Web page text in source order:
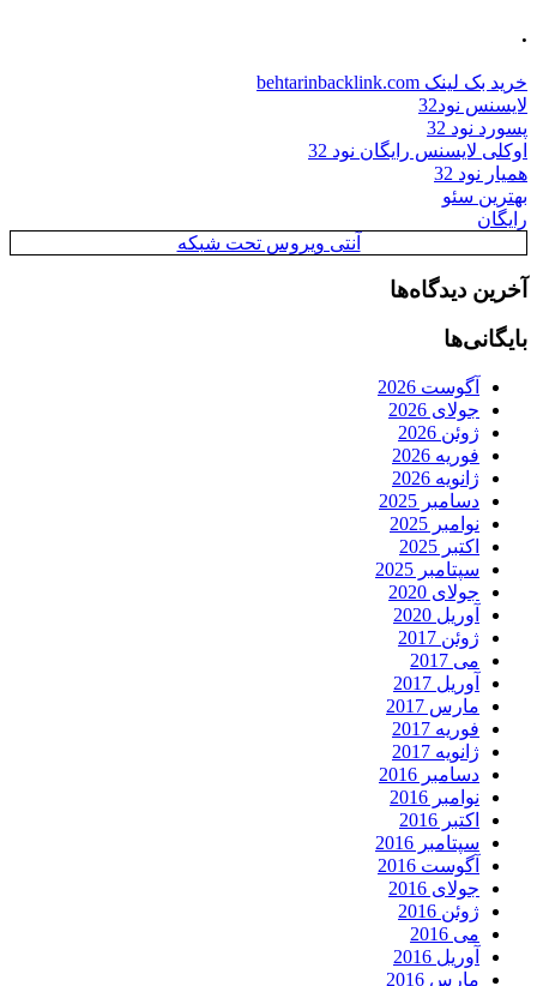
.
خرید بک لینک behtarinbacklink.com
لایسنس نود32
پسورد نود 32
اوکلی لایسنس رایگان نود 32
همیار نود 32
بهترین سئو
رایگان
آنتی ویروس تحت شبکه
آخرین دیدگاه‌ها
بایگانی‌ها
آگوست 2026
جولای 2026
ژوئن 2026
فوریه 2026
ژانویه 2026
دسامبر 2025
نوامبر 2025
اکتبر 2025
سپتامبر 2025
جولای 2020
آوریل 2020
ژوئن 2017
می 2017
آوریل 2017
مارس 2017
فوریه 2017
ژانویه 2017
دسامبر 2016
نوامبر 2016
اکتبر 2016
سپتامبر 2016
آگوست 2016
جولای 2016
ژوئن 2016
می 2016
آوریل 2016
مارس 2016